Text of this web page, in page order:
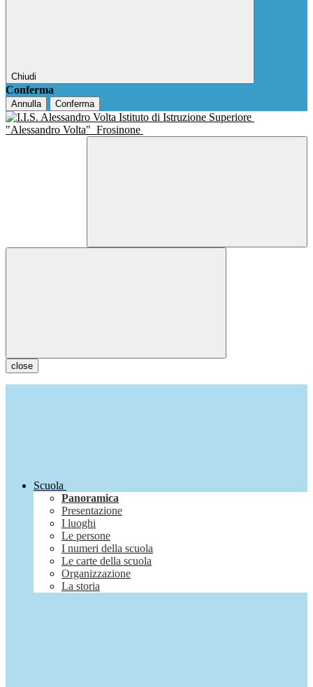
Chiudi
Conferma
Annulla Conferma
Istituto di Istruzione Superiore
"Alessandro Volta" Frosinone
close
Scuola
Panoramica
Presentazione
I luoghi
Le persone
I numeri della scuola
Le carte della scuola
Organizzazione
La storia